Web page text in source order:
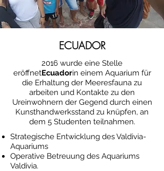
ECUADOR
2016 wurde eine Stelle
eröffnetEcuadorin einem Aquarium für
die Erhaltung der Meeresfauna zu
arbeiten und Kontakte zu den
Ureinwohnern der Gegend durch einen
Kunsthandwerksstand zu knüpfen, an
dem 5 Studenten teilnahmen.
Strategische Entwicklung des Valdivia-
Aquariums
Operative Betreuung des Aquariums
Valdivia.